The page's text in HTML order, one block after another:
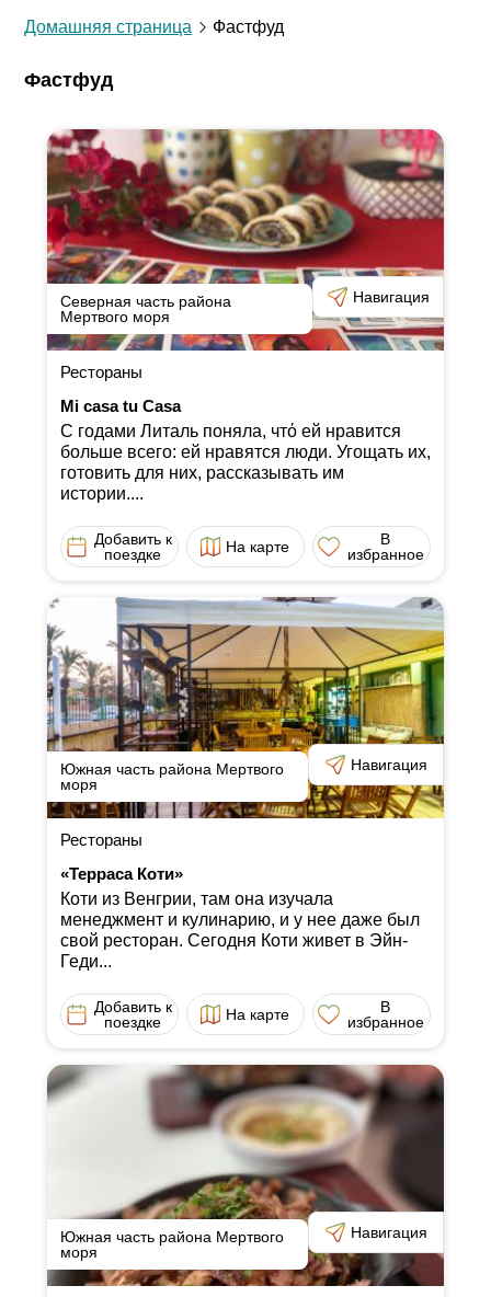
Домашняя страница Фастфуд
Фастфуд
Северная часть района
Мертвого моря
Навигация
Рестораны
Mi casa tu Casa
С годами Литаль поняла, чтό ей нравится
больше всего: ей нравятся люди. Угощать их,
готовить для них, рассказывать им
истории....
Добавить к
поездке
На карте
В
избранное
Южная часть района Мертвого
моря
Навигация
Рестораны
«Терраса Коти»
Коти из Венгрии, там она изучала
менеджмент и кулинарию, и у нее даже был
свой ресторан. Сегодня Коти живет в Эйн-
Геди...
Добавить к
поездке
На карте
В
избранное
Южная часть района Мертвого
моря
Навигация